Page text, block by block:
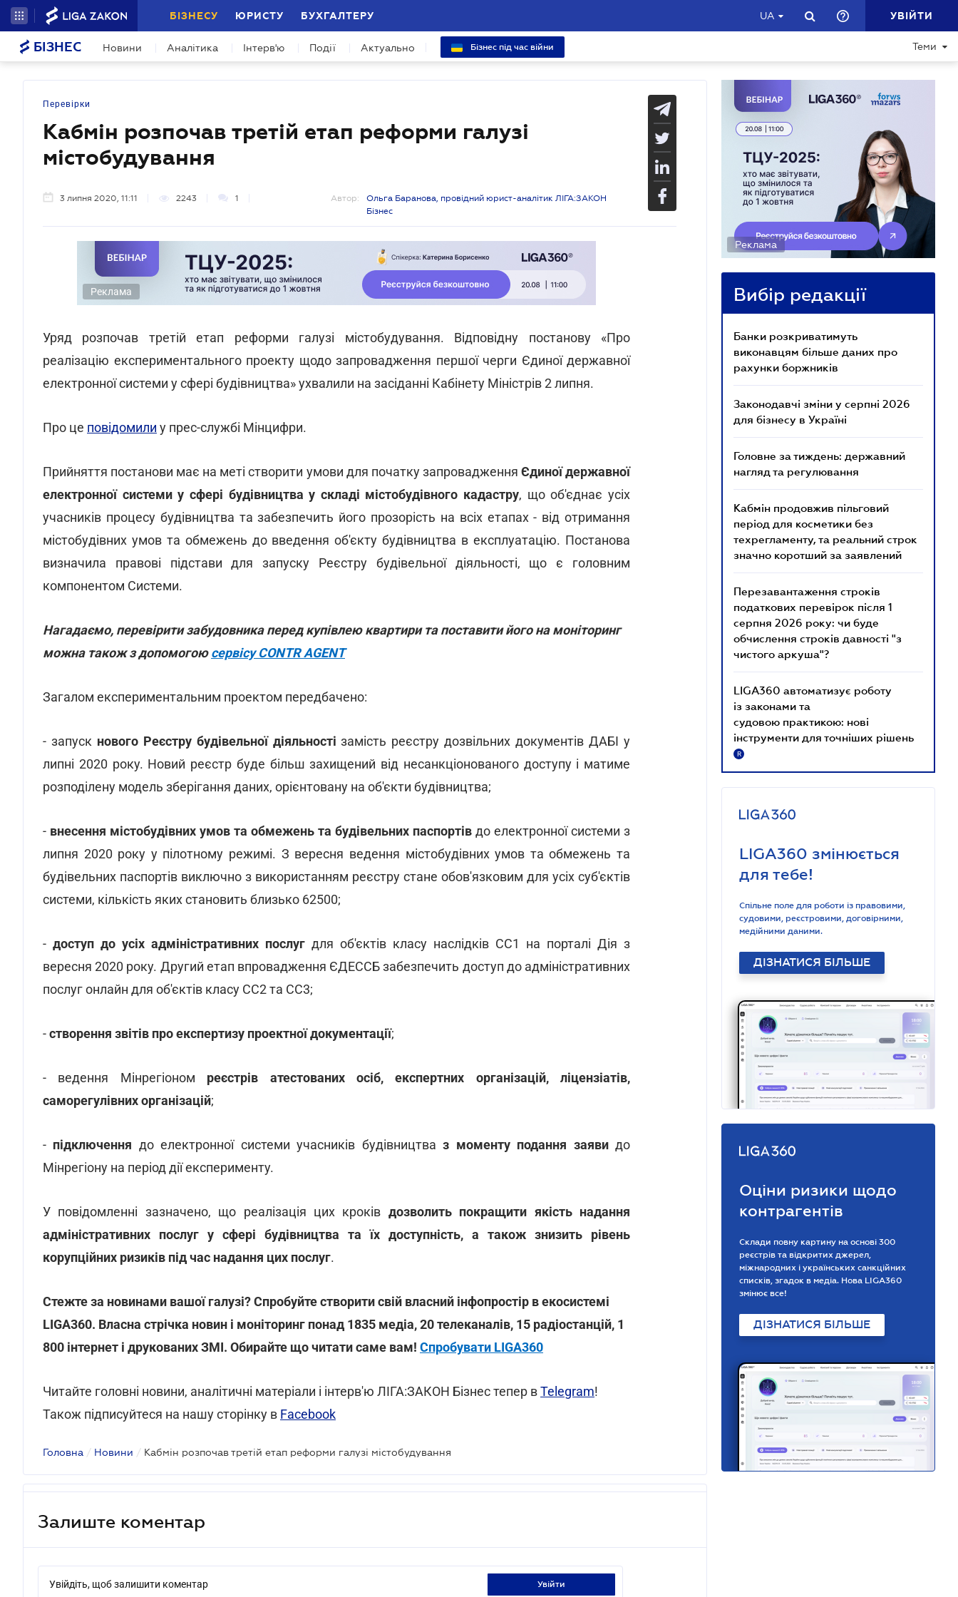
БІЗНЕСУ ЮРИСТУ БУХГАЛТЕРУ UA УВІЙТИ
БІЗНЕС Новини Аналітика Інтерв'ю Події Актуально Бізнес під час війни Теми
Перевірки
Кабмін розпочав третій етап реформи галузі
містобудування
3 липня 2020, 11:11 2243 1 Автор:
Ольга Баранова, провідний юрист-аналітик ЛІГА:ЗАКОН
Бізнес
Реклама
Уряд розпочав третій етап реформи галузі містобудування. Відповідну постанову «Про
реалізацію експериментального проекту щодо запровадження першої черги Єдиної державної
електронної системи у сфері будівництва» ухвалили на засіданні Кабінету Міністрів 2 липня.
Про це повідомили у прес-службі Мінцифри.
Прийняття постанови має на меті створити умови для початку запровадження Єдиної державної
електронної системи у сфері будівництва у складі містобудівного кадастру, що об'єднає усіх
учасників процесу будівництва та забезпечить його прозорість на всіх етапах - від отримання
містобудівних умов та обмежень до введення об'єкту будівництва в експлуатацію. Постанова
визначила правові підстави для запуску Реєстру будівельної діяльності, що є головним
компонентом Системи.
Нагадаємо, перевірити забудовника перед купівлею квартири та поставити його на моніторинг
можна також з допомогоюсервісу CONTR AGENT
Загалом експериментальним проектом передбачено:
- запуск нового Реєстру будівельної діяльності замість реєстру дозвільних документів ДАБІ у
липні 2020 року. Новий реєстр буде більш захищений від несанкціонованого доступу і матиме
розподілену модель зберігання даних, орієнтовану на об'єкти будівництва;
- внесення містобудівних умов та обмежень та будівельних паспортів до електронної системи з
липня 2020 року у пілотному режимі. З вересня ведення містобудівних умов та обмежень та
будівельних паспортів виключно з використанням реєстру стане обов'язковим для усіх суб'єктів
системи, кількість яких становить близько 62500;
- доступ до усіх адміністративних послуг для об'єктів класу наслідків СС1 на порталі Дія з
вересня 2020 року. Другий етап впровадження ЄДЕССБ забезпечить доступ до адміністративних
послуг онлайн для об'єктів класу СС2 та СС3;
-створення звітів про експертизу проектної документації;
- ведення Мінрегіоном реєстрів атестованих осіб, експертних організацій, ліцензіатів,
саморегулівних організацій;
- підключення до електронної системи учасників будівництваз моменту подання заявидо
Мінрегіону на період дії експерименту.
У повідомленні зазначено, що реалізація цих кроків дозволить покращити якість надання
адміністративних послуг у сфері будівництва та їх доступність, а також знизить рівень
корупційних ризиків під час надання цих послуг.
Стежте за новинами вашої галузі? Спробуйте створити свій власний інфопростір в екосистемі
LIGA360. Власна стрічка новин і моніторинг понад 1835 медіа, 20 телеканалів, 15 радіостанцій, 1
800 інтернет і друкованих ЗМІ. Обирайте що читати саме вам! Спробувати LIGA360
Читайте головні новини, аналітичні матеріали і інтерв'ю ЛІГА:ЗАКОН Бізнес тепер вTelegram!
Також підписуйтеся на нашу сторінку в Facebook
Головна / Новини / Кабмін розпочав третій етап реформи галузі містобудування
Залиште коментар
Увійдіть, щоб залишити коментар увійти
Реклама
Вибір редакції
Банки розкриватимуть
виконавцям більше даних про
рахунки боржників
Законодавчі зміни у серпні 2026
для бізнесу в Україні
Головне за тиждень: державний
нагляд та регулювання
Кабмін продовжив пільговий
період для косметики без
техрегламенту, та реальний строк
значно коротший за заявлений
Перезавантаження строків
податкових перевірок після 1
серпня 2026 року: чи буде
обчислення строків давності "з
чистого аркуша"?
LIGA360 автоматизує роботу
із законами та
судовою практикою: нові
інструменти для точніших рішень
R
LIGA360 змінюється
для тебе!
Спільне поле для роботи із правовими,
судовими, реєстровими, договірними,
медійними даними.
ДІЗНАТИСЯ БІЛЬШЕ
Оціни ризики щодо
контрагентів
Склади повну картину на основі 300
реєстрів та відкритих джерел,
міжнародних і українських санкційних
списків, згадок в медіа. Нова LIGA360
змінює все!
ДІЗНАТИСЯ БІЛЬШЕ